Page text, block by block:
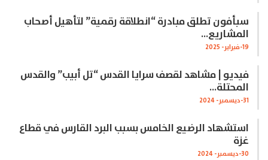
سبأفون تطلق مبادرة “انطلاقة رقمية” لتأهيل أصحاب
المشاريع…
19-فبراير- 2025
فيديو | مشاهد لقصف سرايا القدس “تل أبيب” والقدس
المحتلة…
31-ديسمبر- 2024
استشهاد الرضيع الخامس بسبب البرد القارس في قطاع
غزة
30-ديسمبر- 2024